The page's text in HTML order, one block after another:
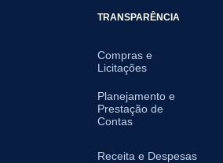
TRANSPARÊNCIA
Compras e
Licitações
Planejamento e
Prestação de
Contas
Receita e Despesas